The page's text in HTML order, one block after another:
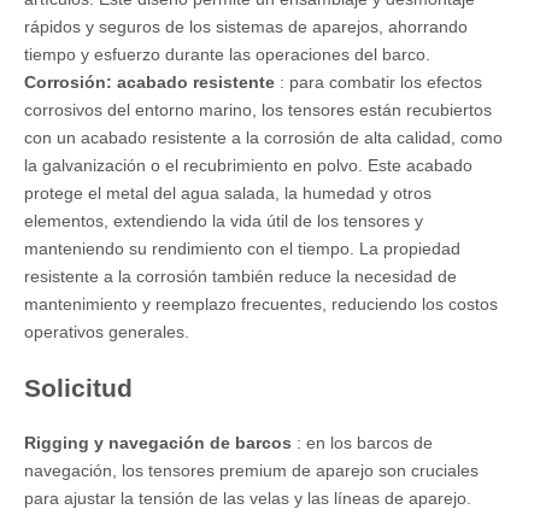
rápidos y seguros de los sistemas de aparejos, ahorrando
tiempo y esfuerzo durante las operaciones del barco.
Corrosión: acabado resistente : para combatir los efectos
corrosivos del entorno marino, los tensores están recubiertos
con un acabado resistente a la corrosión de alta calidad, como
la galvanización o el recubrimiento en polvo. Este acabado
protege el metal del agua salada, la humedad y otros
elementos, extendiendo la vida útil de los tensores y
manteniendo su rendimiento con el tiempo. La propiedad
resistente a la corrosión también reduce la necesidad de
mantenimiento y reemplazo frecuentes, reduciendo los costos
operativos generales.
Solicitud
Rigging y navegación de barcos : en los barcos de
navegación, los tensores premium de aparejo son cruciales
para ajustar la tensión de las velas y las líneas de aparejo.